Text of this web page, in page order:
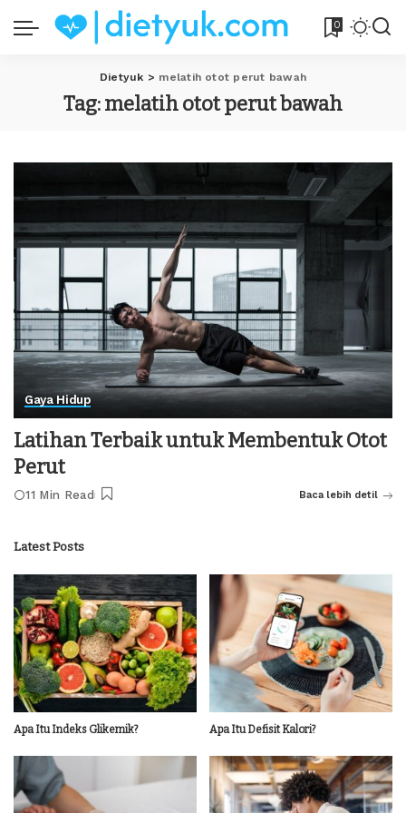
0
Dietyuk > melatih otot perut bawah
Tag:melatih otot perut bawah
Gaya Hidup
Latihan Terbaik untuk Membentuk Otot
Perut
11 Min Read Baca lebih detil
Latest Posts
Apa Itu Indeks Glikemik? Apa Itu Defisit Kalori?